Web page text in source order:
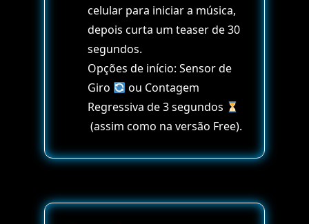
celular para iniciar a música,
depois curta um teaser de 30
segundos.
Opções de início: Sensor de
Giro
ou Contagem
Regressiva de 3 segundos
(assim como na versão Free).